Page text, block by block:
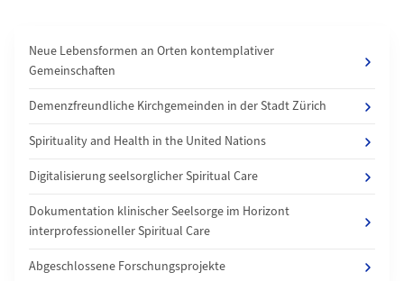
Neue Lebensformen an Orten kontemplativer
Gemeinschaften
Demenzfreundliche Kirchgemeinden in der Stadt Zürich
Spirituality and Health in the United Nations
Digitalisierung seelsorglicher Spiritual Care
Dokumentation klinischer Seelsorge im Horizont
interprofessioneller Spiritual Care
Abgeschlossene Forschungsprojekte